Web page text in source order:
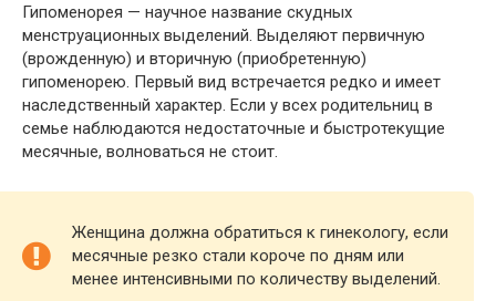
Гипоменорея — научное название скудных
менструационных выделений. Выделяют первичную
(врожденную) и вторичную (приобретенную)
гипоменорею. Первый вид встречается редко и имеет
наследственный характер. Если у всех родительниц в
семье наблюдаются недостаточные и быстротекущие
месячные, волноваться не стоит.
Женщина должна обратиться к гинекологу, если
месячные резко стали короче по дням или
менее интенсивными по количеству выделений.